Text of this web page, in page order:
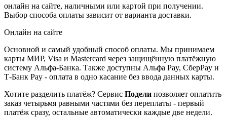
онлайн на сайте, наличными или картой при получении.
Выбор способа оплаты зависит от варианта доставки.
Онлайн на сайте
Основной и самый удобный способ оплаты. Мы принимаем
карты МИР, Visa и Mastercard через защищённую платёжную
систему Альфа-Банка. Также доступны Альфа Pay, СберPay и
Т-Банк Pay - оплата в одно касание без ввода данных карты.
Хотите разделить платёж? Сервис Подели позволяет оплатить
заказ четырьмя равными частями без переплаты - первый
платёж сразу, остальные автоматически каждые две недели.